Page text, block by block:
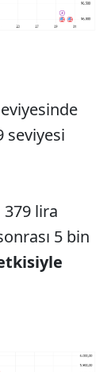
seviyesi
lira
5 bin